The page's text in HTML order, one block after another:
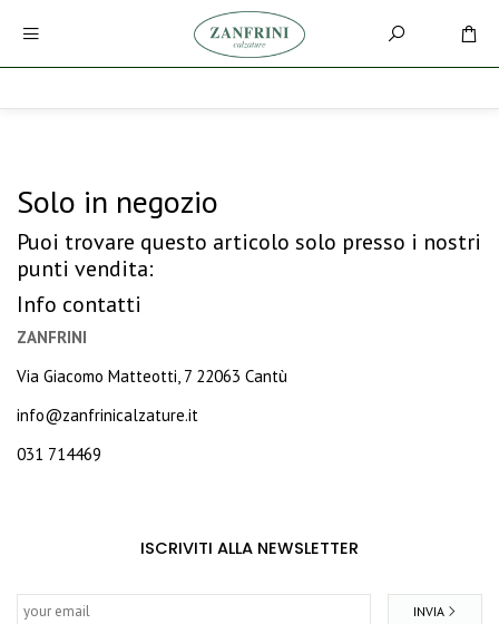
Solo in negozio
Puoi trovare questo articolo solo presso i nostri
punti vendita:
Info contatti
ZANFRINI
Via Giacomo Matteotti, 7 22063 Cantù
info@zanfrinicalzature.it
031 714469
ISCRIVITI ALLA NEWSLETTER
INVIA